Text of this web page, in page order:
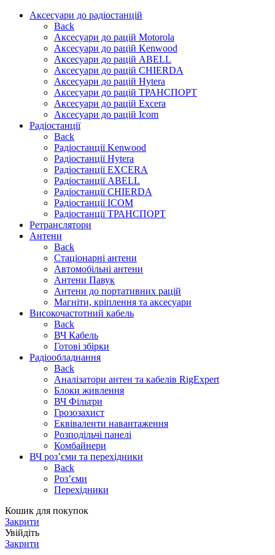
Аксесуари до радіостанцій
Back
Аксесуари до рацій Motorola
Аксесуари до рацій Kenwood
Аксесуари до рацій ABELL
Аксесуари до рацій CHIERDA
Аксесуари до рацій Hytera
Аксесуари до рацій ТРАНСПОРТ
Аксесуари до рацій Excera
Аксесуари до рацій Icom
Радіостанції
Back
Радіостанції Kenwood
Радіостанції Hytera
Радіостанції EXCERA
Радіостанції ABELL
Радіостанції CHIERDA
Радіостанції ICOM
Радіостанції ТРАНСПОРТ
Ретранслятори
Антени
Back
Стаціонарні антени
Автомобільні антени
Антени Павук
Антени до портативних рацій
Магніти, кріплення та аксесуари
Високочастотний кабель
Back
ВЧ Кабель
Готові збірки
Радіообладнання
Back
Аналізатори антен та кабелів RigExpert
Блоки живлення
ВЧ Фільтри
Грозозахист
Еквіваленти навантаження
Розподільчі панелі
Комбайнери
ВЧ роз’єми та перехідники
Back
Роз’єми
Перехідники
Кошик для покупок
Закрити
Увійдіть
Закрити